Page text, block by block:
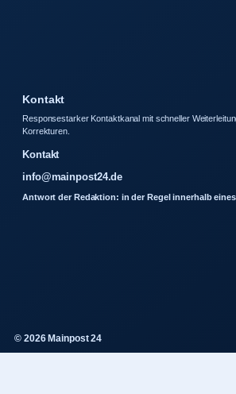
Kontakt
Responsestarker Kontaktkanal mit schneller
Korrekturen.
Kontakt
info@mainpost24.de
Antwort der Redaktion: in der Regel innerhalb
© 2026 Mainpost 24